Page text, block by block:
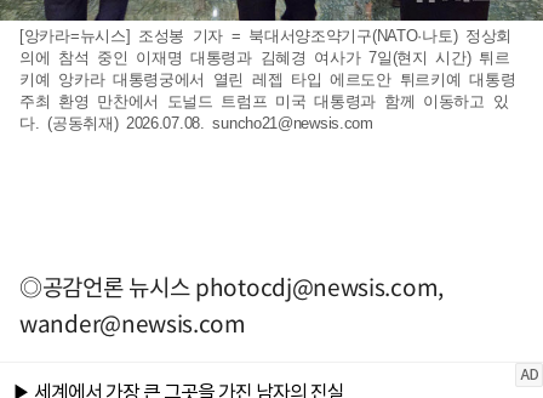
[앙카라=뉴시스] 조성봉 기자 = 북대서양조약기구(NATO·나토) 정상회
의에 참석 중인 이재명 대통령과 김혜경 여사가 7일(현지 시간) 튀르
키예 앙카라 대통령궁에서 열린 레젭 타입 에르도안 튀르키예 대통령
주최 환영 만찬에서 도널드 트럼프 미국 대통령과 함께 이동하고 있
다. (공동취재) 2026.07.08.suncho21@newsis.com
◎공감언론 뉴시스photocdj@newsis.com,
wander@newsis.com